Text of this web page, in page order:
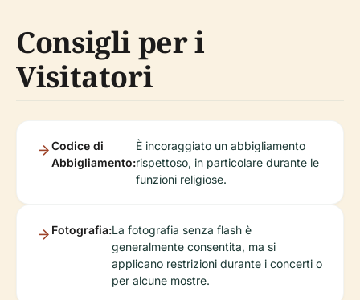
Consigli per i
Visitatori
Codice di
Abbigliamento:
È incoraggiato un abbigliamento
rispettoso, in particolare durante le
funzioni religiose.
Fotografia:La fotografia senza flash è
generalmente consentita, ma si
applicano restrizioni durante i concerti o
per alcune mostre.